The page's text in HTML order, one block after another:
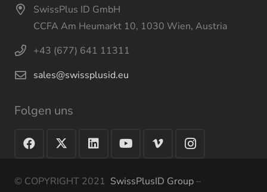
SwissPlus ID GmbH
CCFA Am Heumarkt 10, 1030 Wien, Austria
+43 (677) 641 11311
sales@swissplusid.eu
Folgen uns
© COPYRIGHT 2021 SwissPlusID Group–